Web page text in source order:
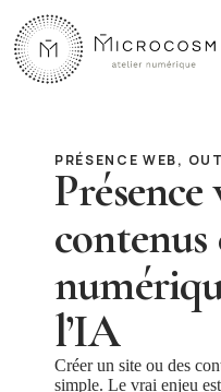
contenu
PRÉSENCE WEB,
Présence
l’IA
Créer un site ou des
simple. Le vrai enjeu